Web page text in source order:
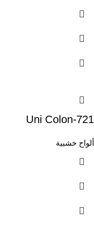
Uni Colon-721
ألواح خشبية